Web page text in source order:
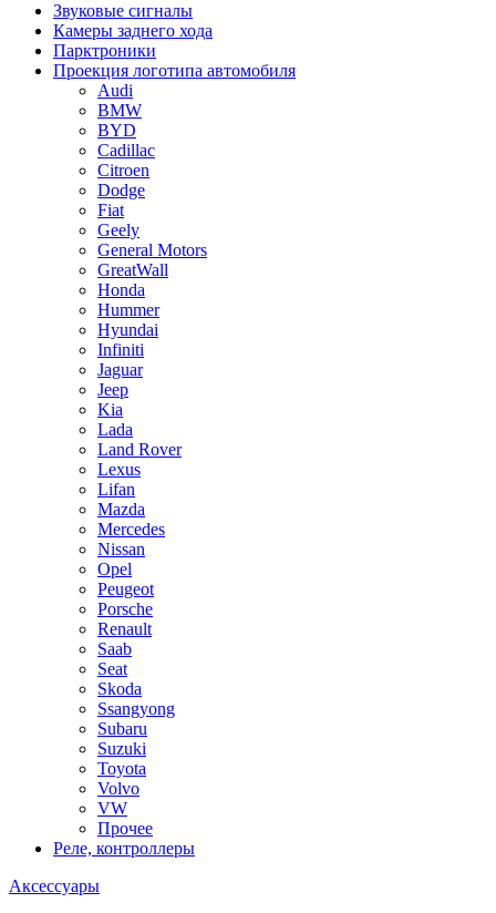
Звуковые сигналы
Камеры заднего хода
Парктроники
Проекция логотипа автомобиля
Audi
BMW
BYD
Cadillac
Citroen
Dodge
Fiat
Geely
General Motors
GreatWall
Honda
Hummer
Hyundai
Infiniti
Jaguar
Jeep
Kia
Lada
Land Rover
Lexus
Lifan
Mazda
Mercedes
Nissan
Opel
Peugeot
Porsche
Renault
Saab
Seat
Skoda
Ssangyong
Subaru
Suzuki
Toyota
Volvo
VW
Прочее
Реле, контроллеры
Аксессуары